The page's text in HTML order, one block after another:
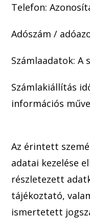
Telefon:
Adószám /
Számlaadatok: A
Számlakiállítás
információs
Az érintett sz
adatai kezelése
részletezett
tájékoztató,
ismertetett